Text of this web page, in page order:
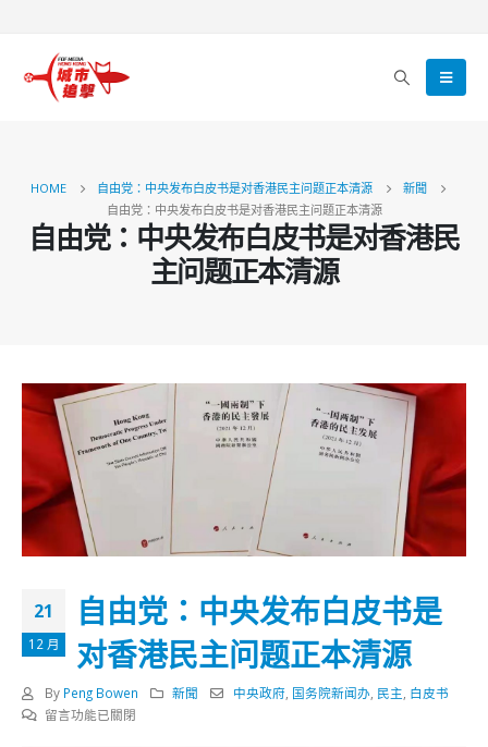
HOME 自由党：中央发布白皮书是对香港民主问题正本清源
新聞
自由党：中央发布白皮书是对香港民主问题正本清源
自由党：中央发布白皮书是对香港民
主问题正本清源
21
12 月
自由党：中央发布白皮书是
对香港民主问题正本清源
By Peng Bowen 新聞 中央政府, 国务院新闻办, 民主, 白皮书
在
留言功能已關閉